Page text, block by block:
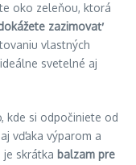
oko zeleňou, ktorá
zazimovať
vlastných
svetelné aj
kde si odpočiniete od
vďaka výparom a
je skrátka balzam pre